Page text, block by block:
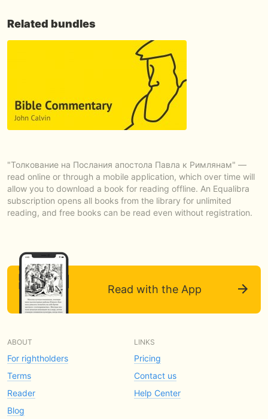
Related bundles
"Толкование на Послания апостола Павла к Римлянам" —
read online or through a mobile application, which over time will
allow you to download a book for reading offline. An Equalibra
subscription opens all books from the library for unlimited
reading, and free books can be read even without registration.
Read with the App
ABOUT
For rightholders
Terms
Reader
Blog
LINKS
Pricing
Contact us
Help Center